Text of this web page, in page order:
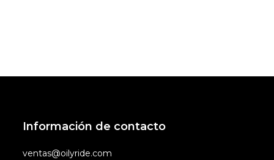
Información de contacto
ventas@oilyride.com